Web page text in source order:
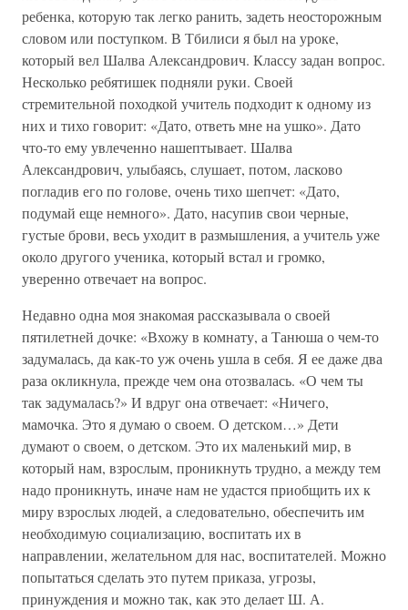
ребенка, которую так легко ранить, задеть неосторожным
словом или поступком. В Тбилиси я был на уроке,
который вел Шалва Александрович. Классу задан вопрос.
Несколько ребятишек подняли руки. Своей
стремительной походкой учитель подходит к одному из
них и тихо говорит: «Дато, ответь мне на ушко». Дато
что-то ему увлеченно нашептывает. Шалва
Александрович, улыбаясь, слушает, потом, ласково
погладив его по голове, очень тихо шепчет: «Дато,
подумай еще немного». Дато, насупив свои черные,
густые брови, весь уходит в размышления, а учитель уже
около другого ученика, который встал и громко,
уверенно отвечает на вопрос.
Недавно одна моя знакомая рассказывала о своей
пятилетней дочке: «Вхожу в комнату, а Танюша о чем-то
задумалась, да как-то уж очень ушла в себя. Я ее даже два
раза окликнула, прежде чем она отозвалась. «О чем ты
так задумалась?» И вдруг она отвечает: «Ничего,
мамочка. Это я думаю о своем. О детском…» Дети
думают о своем, о детском. Это их маленький мир, в
который нам, взрослым, проникнуть трудно, а между тем
надо проникнуть, иначе нам не удастся приобщить их к
миру взрослых людей, а следовательно, обеспечить им
необходимую социализацию, воспитать их в
направлении, желательном для нас, воспитателей. Можно
попытаться сделать это путем приказа, угрозы,
принуждения и можно так, как это делает Ш. А.